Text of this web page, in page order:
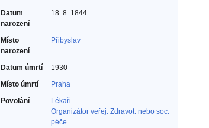
Datum
narození
18. 8. 1844
Místo
narození
Přibyslav
Datum úmrtí
1930
Místo úmrtí
Praha
Povolání
Lékaři‎
Organizátor veřej. Zdravot. nebo soc.
péče‎